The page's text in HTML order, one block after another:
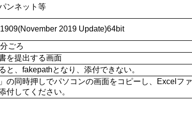
ンネット等
2019 Update)64bit
ごろ
を提出する画面
と、fakepathとなり、添付できない。
の同時押しでパソコンの画面をコピーし、Excelフ
付してください。